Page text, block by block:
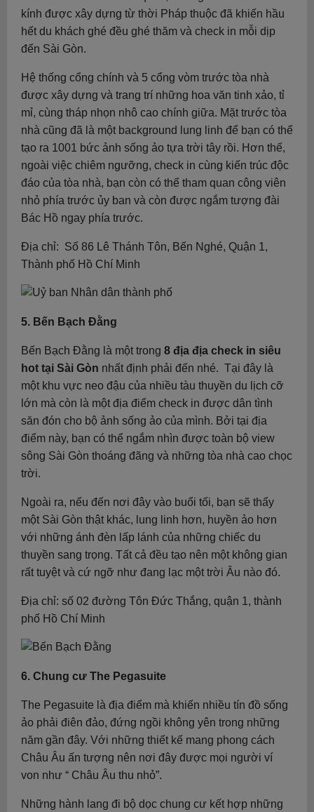
kính được xây dựng từ thời Pháp thuộc đã khiến hầu
hết du khách ghé đều ghé thăm và check in mỗi dịp
đến Sài Gòn.
Hệ thống cổng chính và 5 cổng vòm trước tòa nhà
được xây dựng và trang trí những hoa văn tinh xảo, tỉ
mỉ, cùng tháp nhọn nhô cao chính giữa. Mặt trước tòa
nhà cũng đã là một background lung linh để bạn có thể
tạo ra 1001 bức ảnh sống ảo tựa trời tây rồi. Hơn thế,
ngoài việc chiêm ngưỡng, check in cùng kiến trúc độc
đáo của tòa nhà, bạn còn có thể tham quan công viên
nhỏ phía trước ủy ban và còn được ngắm tượng đài
Bác Hồ ngay phía trước.
Địa chỉ: Số 86 Lê Thánh Tôn, Bến Nghé, Quận 1,
Thành phố Hồ Chí Minh
5. Bến Bạch Đằng
Bến Bạch Đằng là một trong 8 địa địa check in siêu
hot tại Sài Gòn nhất định phải đến nhé. Tại đây là
một khu vực neo đậu của nhiều tàu thuyền du lịch cỡ
lớn mà còn là một địa điểm check in được dân tình
săn đón cho bộ ảnh sống ảo của mình. Bởi tại địa
điểm này, bạn có thể ngắm nhìn được toàn bộ view
sông Sài Gòn thoáng đãng và những tòa nhà cao chọc
trời.
Ngoài ra, nếu đến nơi đây vào buổi tối, bạn sẽ thấy
một Sài Gòn thật khác, lung linh hơn, huyền ảo hơn
với những ánh đèn lấp lánh của những chiếc du
thuyền sang trọng. Tất cả đều tạo nên một không gian
rất tuyệt và cứ ngỡ như đang lạc một trời Âu nào đó.
Địa chỉ: số 02 đường Tôn Đức Thắng, quận 1, thành
phố Hồ Chí Minh
6. Chung cư The Pegasuite
The Pegasuite là địa điểm mà khiến nhiều tín đồ sống
ảo phải điên đảo, đứng ngồi không yên trong những
năm gần đây. Với những thiết kế mang phong cách
Châu Âu ấn tượng nên nơi đây được mọi người ví
von như “ Châu Âu thu nhỏ”.
Những hành lang đi bộ dọc chung cư kết hợp những